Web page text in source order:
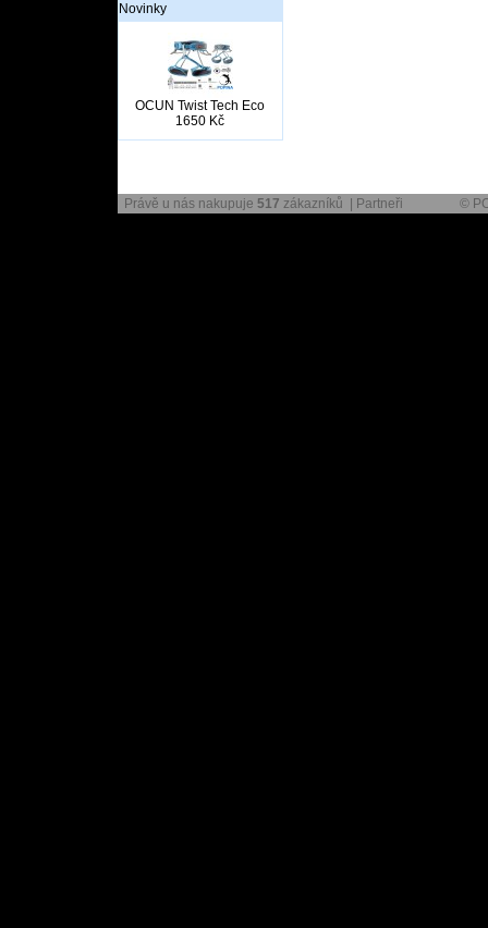
Novinky
OCUN Twist Tech Eco
1650 Kč
Právě u nás nakupuje 517 zákazníků | Partneři ©